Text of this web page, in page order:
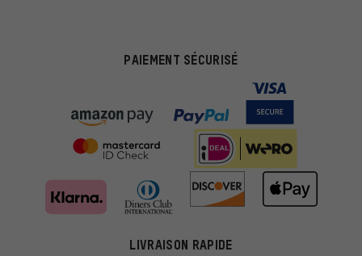
PAIEMENT SÉCURISÉ
LIVRAISON RAPIDE